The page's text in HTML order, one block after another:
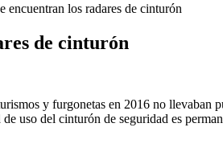
encuentran los radares de cinturón
de cinturón
y furgonetas en 2016 no
uso del cinturón de seguridad es